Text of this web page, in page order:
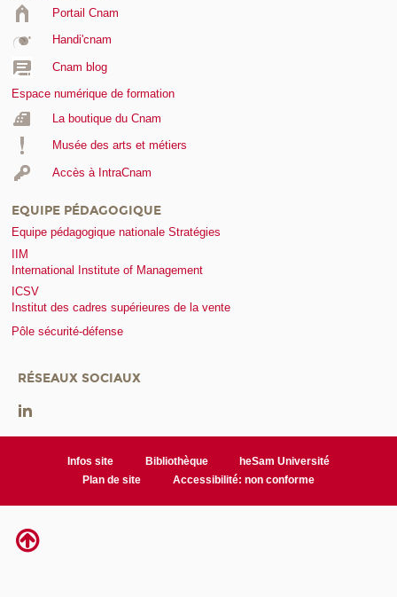
Portail Cnam
Handi'cnam
Cnam blog
Espace numérique de formation
La boutique du Cnam
Musée des arts et métiers
Accès à IntraCnam
EQUIPE PÉDAGOGIQUE
Equipe pédagogique nationale Stratégies
IIM
International Institute of Management
ICSV
Institut des cadres supérieures de la vente
Pôle sécurité-défense
RÉSEAUX SOCIAUX
Infos site Bibliothèque
heSam Université
Plan de site
Accessibilité: non conforme